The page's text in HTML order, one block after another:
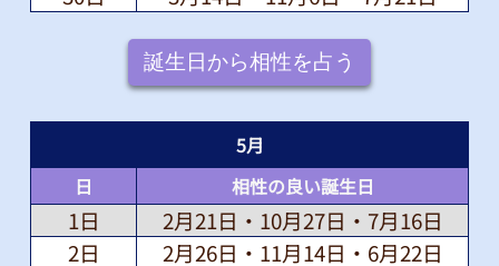
誕生日から相性を占う
5月
日
相性の良い誕生日
1日
2月21日・10月27日・7月16日
2日
2月26日・11月14日・6月22日